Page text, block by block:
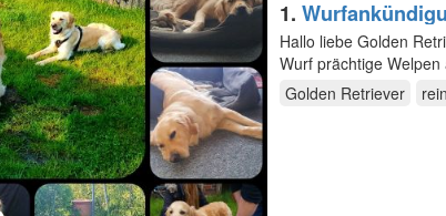
1.
Hallo liebe Golden Retriever Freunde, Mitte Oktober 2026
Wurf prächtige
Beide…
Golden Retriever